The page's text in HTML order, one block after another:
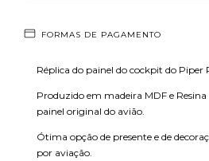
FORMAS DE PAGAMENTO
Réplica do painel do cockpit do Piper
Produzido em madeira MDF e
painel original do avião.
Ótima opção de presente e de
por aviação.